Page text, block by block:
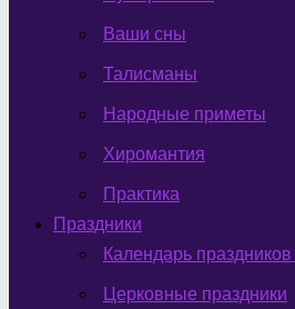
Ваши сны
Талисманы
Народные приметы
Хиромантия
Практика
Праздники
Календарь
Церковные праздники